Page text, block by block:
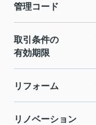
管理コード
取引条件の
有効期限
リフォーム
リノベーション